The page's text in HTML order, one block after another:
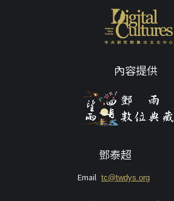
內容提供
鄧泰超
Email tc@twdys.org